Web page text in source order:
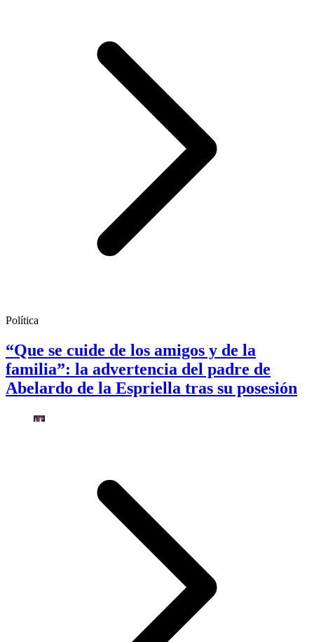
Política
“Que se cuide de los amigos y de la
familia”: la advertencia del padre de
Abelardo de la Espriella tras su posesión